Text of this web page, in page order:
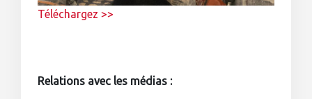
Téléchargez >>
Relations avec les médias :